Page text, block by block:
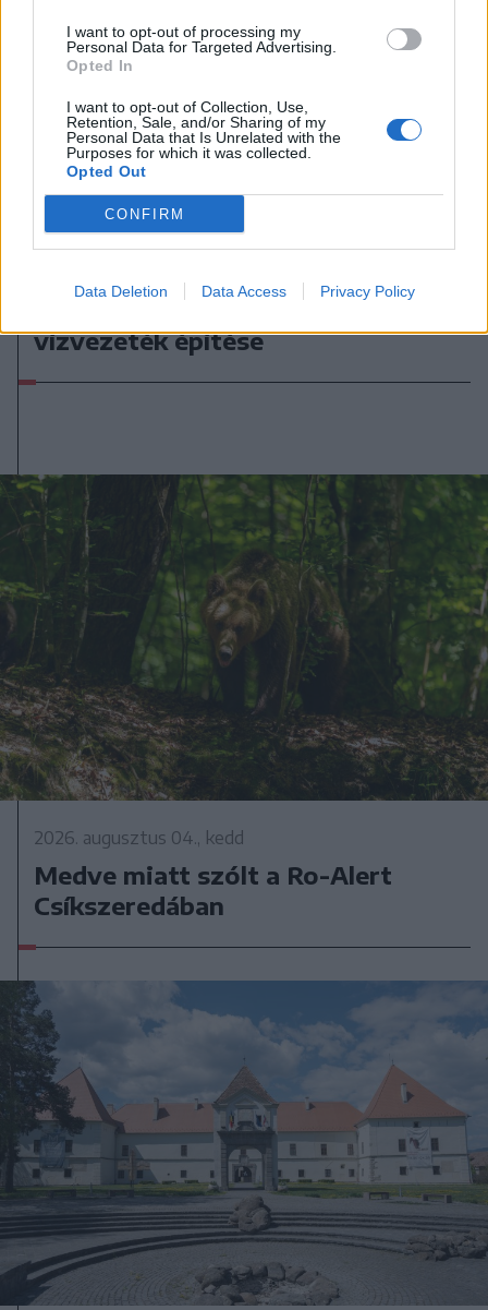
I want to opt-out of processing my
Personal Data for Targeted Advertising.
Opted In
I want to opt-out of Collection, Use,
Retention, Sale, and/or Sharing of my
Personal Data that Is Unrelated with the
Purposes for which it was collected.
Opted Out
CONFIRM
Data Deletion Data Access Privacy Policy
Jól halad a Tusnádfürdőt ellátó
vízvezeték építése
2026. augusztus 04., kedd
Medve miatt szólt a Ro-Alert
Csíkszeredában